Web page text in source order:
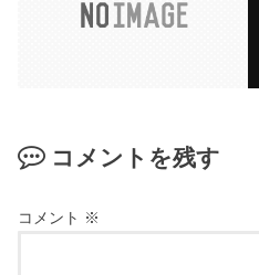
コメントを残す
コメント ※